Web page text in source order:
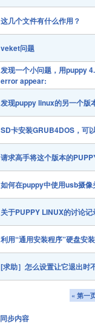
这几个文件有什么作用？
veket问题
发现一个小问题，用puppy
error appear:
发现puppy linux的另一个版
SD卡安装GRUB4DOS，可
请求高手将这个版本的
如何在puppy中使用usb摄像
关于PUPPY LINUX的讨论
利用“通用安装程序”硬盘安
[求助］怎么设置让它退出时
« 第一